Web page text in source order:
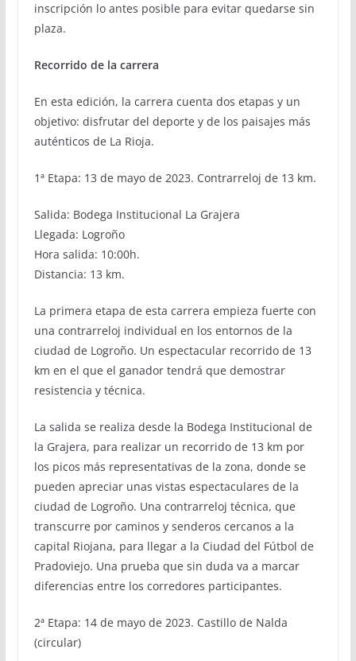
inscripción lo antes posible para evitar quedarse sin
plaza.
Recorrido de la carrera
En esta edición, la carrera cuenta dos etapas y un
objetivo: disfrutar del deporte y de los paisajes más
auténticos de La Rioja.
1ª Etapa: 13 de mayo de 2023. Contrarreloj de 13 km.
Salida: Bodega Institucional La Grajera
Llegada: Logroño
Hora salida: 10:00h.
Distancia: 13 km.
La primera etapa de esta carrera empieza fuerte con
una contrarreloj individual en los entornos de la
ciudad de Logroño. Un espectacular recorrido de 13
km en el que el ganador tendrá que demostrar
resistencia y técnica.
La salida se realiza desde la Bodega Institucional de
la Grajera, para realizar un recorrido de 13 km por
los picos más representativas de la zona, donde se
pueden apreciar unas vistas espectaculares de la
ciudad de Logroño. Una contrarreloj técnica, que
transcurre por caminos y senderos cercanos a la
capital Riojana, para llegar a la Ciudad del Fútbol de
Pradoviejo. Una prueba que sin duda va a marcar
diferencias entre los corredores participantes.
2ª Etapa: 14 de mayo de 2023. Castillo de Nalda
(circular)